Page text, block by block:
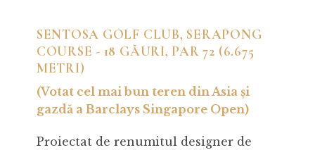
SENTOSA GOLF CLUB, SERAPONG
COURSE - 18 GĂURI, PAR 72 (6.675
METRI)
(Votat cel mai bun teren din Asia și
gazdă a Barclays Singapore Open)
Proiectat de renumitul designer de